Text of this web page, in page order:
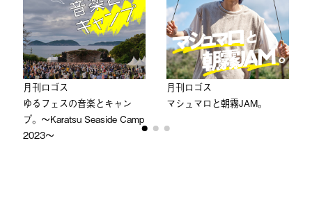
⽉刊ロゴス
ゆるフェスの音楽とキャン
プ。〜Karatsu Seaside Camp
2023〜
⽉刊ロゴス
マシュマロと朝霧JAM。